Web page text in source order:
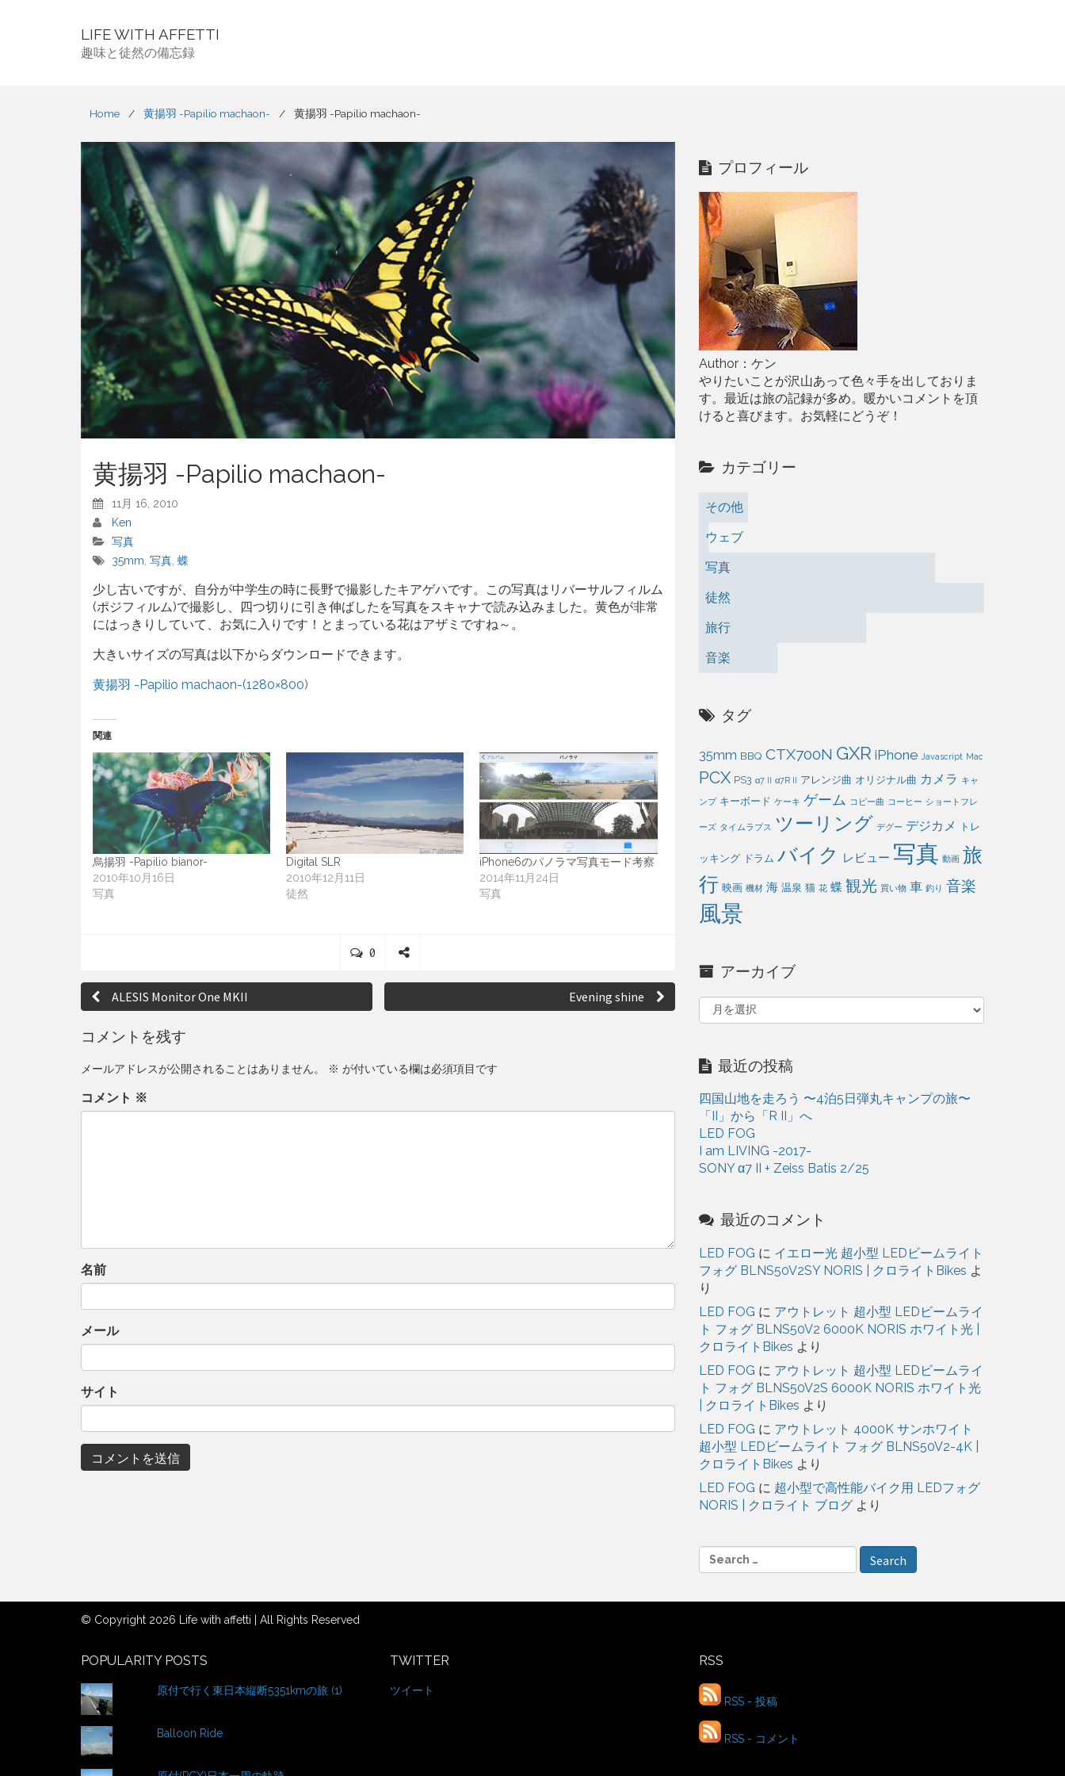
LIFE WITH AFFETTI
趣味と徒然の備忘録
Home / 黄揚羽 -Papilio machaon- / 黄揚羽 -Papilio machaon-
黄揚羽 -Papilio machaon-
11月 16, 2010
Ken
写真
35mm, 写真, 蝶
少し古いですが、自分が中学生の時に長野で撮影したキアゲハです。この写真はリバーサルフィルム
(ポジフィルム)で撮影し、四つ切りに引き伸ばしたを写真をスキャナで読み込みました。黄色が非常
にはっきりしていて、お気に入りです！とまっている花はアザミですね～。
大きいサイズの写真は以下からダウンロードできます。
黄揚羽 -Papilio machaon-(1280×800)
関連
烏揚羽 -Papilio bianor-
2010年10月16日
写真
Digital SLR
2010年12月11日
徒然
iPhone6のパノラマ写真モード考察
2014年11月24日
写真
0C
s
h
投
稿
ナ
ビ
ゲ
ー
ALESIS Monitor One MKII Evening shine
コメントを残す
メールアドレスが公開されることはありません。 ※ が付いている欄は必須項目です
コメント ※
名前
メール
サイト
プロフィール
Author：ケン
やりたいことが沢山あって色々手を出しておりま
す。最近は旅の記録が多め。暖かいコメントを頂
けると喜びます。お気軽にどうぞ！
カテゴリー
その他
ウェブ
写真
徒然
旅行
音楽
タグ
35mm BBQ CTX700N GXR iPhone Javascript Mac
PCX PS3 α7 II α7R II アレンジ曲 オリジナル曲 カメラ キャ
ンプ キーボード ケーキ ゲーム コピー曲 コーヒー ショートフレ
ーズ タイムラプス ツーリング デグー デジカメ トレ
ッキング ドラム バイク レビュー 写真 動画 旅
行 映画 機材 海 温泉 猫 花 蝶 観光 買い物 車 釣り 音楽
風景
アーカイブ
ア
ー
イ
ブ 最近の投稿
四国山地を走ろう 〜4泊5日弾丸キャンプの旅〜
「II」から「R II」へ
LED FOG
I am LIVING -2017-
SONY α7 II + Zeiss Batis 2/25
最近のコメント
LED FOG に イエロー光 超小型 LEDビームライト
フォグ BLNS50V2SY NORIS | クロライトBikes よ
り
LED FOG に アウトレット 超小型 LEDビームライ
ト フォグ BLNS50V2 6000K NORIS ホワイト光 |
クロライトBikes より
LED FOG に アウトレット 超小型 LEDビームライ
ト フォグ BLNS50V2S 6000K NORIS ホワイト光
| クロライトBikes より
LED FOG に アウトレット 4000K サンホワイト
超小型 LEDビームライト フォグ BLNS50V2-4K |
クロライトBikes より
LED FOG に 超小型で高性能バイク用 LEDフォグ
NORIS | クロライト ブログ より
S
e
r
f
r
© Copyright 2026 Life with affetti | All Rights Reserved
POPULARITY POSTS
原付で行く東日本縦断5351kmの旅 (1)
Balloon Ride
TWITTER
ツイート
RSS
RSS - 投稿
RSS - コメント